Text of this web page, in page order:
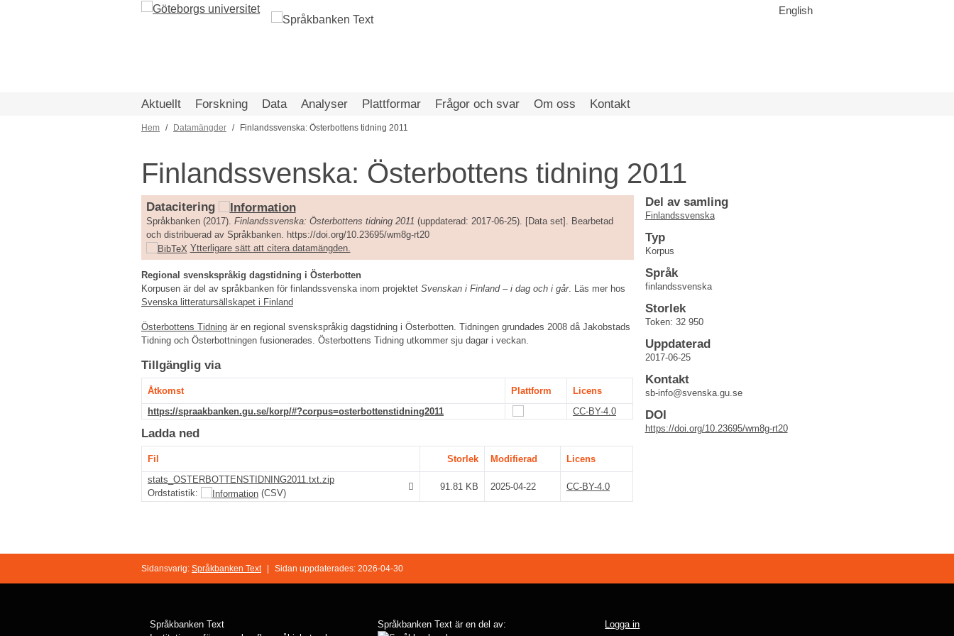
English
Aktuellt Forskning Data Analyser Plattformar Frågor och svar Om oss Kontakt
Länkstig
Hem Datamängder Finlandssvenska: Österbottens tidning 2011
Finlandssvenska: Österbottens tidning 2011
Datacitering
Språkbanken (2017). Finlandssvenska: Österbottens tidning 2011 (uppdaterad: 2017-06-25). [Data set]. Bearbetad
och distribuerad av Språkbanken. https://doi.org/10.23695/wm8g-rt20
Ytterligare sätt att citera datamängden.
Regional svenskspråkig dagstidning i Österbotten
Korpusen är del av språkbanken för finlandssvenska inom projektet Svenskan i Finland – i dag och i går. Läs mer hos
Svenska litteratursällskapet i Finland
Österbottens Tidning är en regional svenskspråkig dagstidning i Österbotten. Tidningen grundades 2008 då Jakobstads
Tidning och Österbottningen fusionerades. Österbottens Tidning utkommer sju dagar i veckan.
Tillgänglig via
Åtkomst Plattform
Licens
https://spraakbanken.gu.se/korp/#?corpus=osterbottenstidning2011
CC-BY-4.0
Ladda ned
Fil Storlek Modifierad
Licens
stats_OSTERBOTTENSTIDNING2011.txt.zip
Ordstatistik:
(CSV)
91.81 KB 2025-04-22 CC-BY-4.0
Del av samling
Finlandssvenska
Typ
Korpus
Språk
finlandssvenska
Storlek
Token: 32 950
Uppdaterad
2017-06-25
Kontakt
sb-info@svenska.gu.se
DOI
https://doi.org/10.23695/wm8g-rt20
Sidansvarig: Språkbanken Text Sidan uppdaterades: 2026-04-30
Språkbanken Text
Språkbanken Text är en del av: Logga in